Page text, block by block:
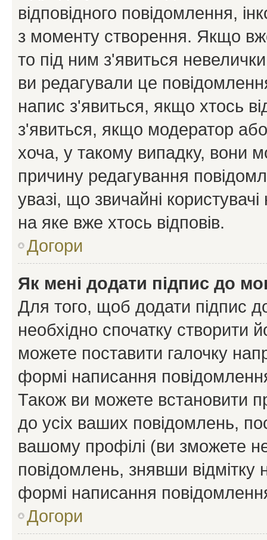
відповідного повідомлення,
з моменту створення. Якщо
то під ним з'явиться
ви редагували це
напис з'явиться, якщо хтось
з'явиться, якщо модератор
хоча, у такому випадку, вони
причину редагування
увазі, що звичайні
на яке вже хтось відповів.
Догори
Як мені додати підпис до
Для того, щоб додати підпис
необхідно спочатку створити
можете поставити галочку
формі написання
Також ви можете встановити
до усіх ваших повідомлень,
вашому профілі (ви зможете
повідомлень, знявши відмітку
формі написання
Догори